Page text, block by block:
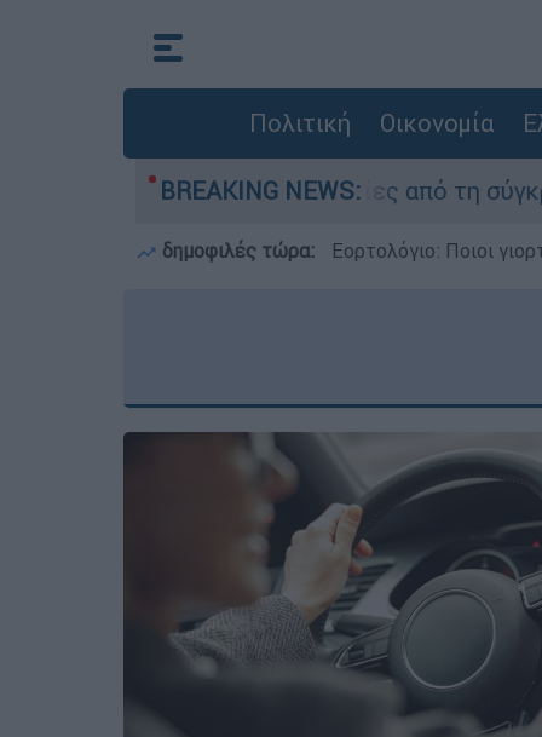
Πολιτική Οικονομία
BREAKING NEWS:
οι δύο τραυματίες από τη σύγκρουση των
δημοφιλές τώρα: Εορτολόγιο: Ποιοι